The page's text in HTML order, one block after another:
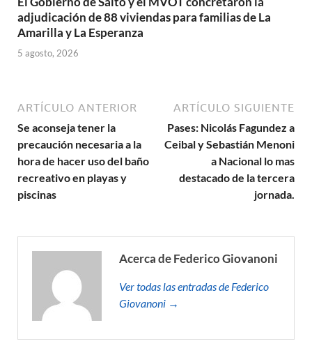
adjudicación de 88 viviendas para familias de La
Amarilla y La Esperanza
5 agosto, 2026
ARTÍCULO ANTERIOR
Se aconseja tener la
precaución necesaria a la
hora de hacer uso del baño
recreativo en playas y
piscinas
ARTÍCULO SIGUIENTE
Pases: Nicolás Fagundez a
Ceibal y Sebastián Menoni
a Nacional lo mas
destacado de la tercera
jornada.
Acerca de Federico Giovanoni
Ver todas las entradas de Federico
Giovanoni →